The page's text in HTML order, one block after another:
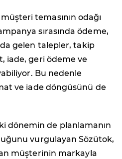
temasının odağı
sırasında ödeme,
gelen talepler, takip
iade, geri ödeme ve
Bu nedenle
ve iade döngüsünü de
dönemin de planlamanın
vurgulayan Sözütok,
müşterinin markayla